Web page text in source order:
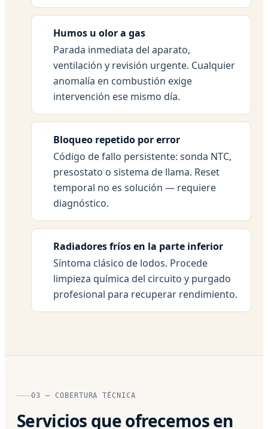
Humos u olor a gas
Parada inmediata del aparato,
ventilación y revisión urgente. Cualquier
anomalía en combustión exige
intervención ese mismo día.
Bloqueo repetido por error
Código de fallo persistente: sonda NTC,
presostato o sistema de llama. Reset
temporal no es solución — requiere
diagnóstico.
Radiadores fríos en la parte inferior
Síntoma clásico de lodos. Procede
limpieza química del circuito y purgado
profesional para recuperar rendimiento.
03 — COBERTURA TÉCNICA
Servicios que ofrecemos en